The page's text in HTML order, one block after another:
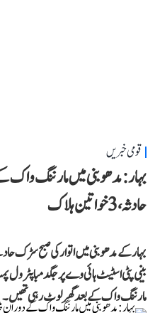
قومی خبریں
بہار: مدھوبنی میں مارننگ
حادثہ، 3 خواتین ہلاک
بینی پٹی اسٹیٹ ہائی وے پر جگدمبا
مارننگ واک کے بعد گھر لوٹ رہی تھیں۔